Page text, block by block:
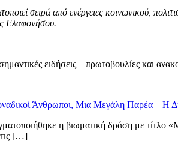
σειρά από ενέργειες κοινωνικού,
Ελαφονήσου.
ειδήσεις – πρωτοβουλίες και
Άνθρωποι, Μια Μεγάλη Παρέα – Η
η βιωματική δράση με
[…]